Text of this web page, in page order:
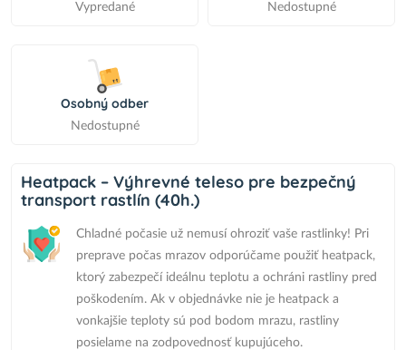
Vypredané Nedostupné
Osobný odber
Nedostupné
Heatpack – Výhrevné teleso pre bezpečný
transport rastlín (40h.)
Chladné počasie už nemusí ohroziť vaše rastlinky! Pri
preprave počas mrazov odporúčame použiť heatpack,
ktorý zabezpečí ideálnu teplotu a ochráni rastliny pred
poškodením. Ak v objednávke nie je heatpack a
vonkajšie teploty sú pod bodom mrazu, rastliny
posielame na zodpovednosť kupujúceho.